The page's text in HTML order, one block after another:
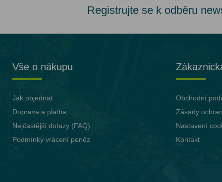
Registrujte se k odběru
Vše o nákupu
Jak objednat
Doprava a platba
Nejčastější dotazy (FAQ)
Podmínky vrácení peněz
Obchodní
Zásady
Nastavení
Kontakt